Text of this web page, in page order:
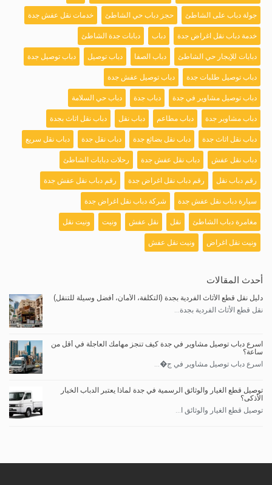
جولة دباب على الشاطئ حجز دباب حي الشاطئ خدمات نقل عفش جدة
خدمة دباب نقل اغراض جدة دباب دبابات جدة الشاطئ
دبابات للإيجار حي الشاطئ دباب الصفا دباب توصيل دباب توصيل جدة
دباب توصيل طلبات جدة دباب توصيل عفش جدة
دباب توصيل مشاوير في جدة دباب جدة دباب حي السلامة
دباب مشاوير جدة دباب مطاعم دباب نقل دباب نقل اثاث بجدة
دباب نقل اثاث جدة دباب نقل بضائع جدة دباب نقل جدة دباب نقل سريع
دباب نقل عفش دباب نقل عفش جدة رحلات دبابات الشاطئ
رقم دباب نقل رقم دباب نقل اغراض جدة رقم دباب نقل عفش جدة
سيارة دباب نقل عفش جدة شركة دباب نقل اغراض جدة
مغامرة دباب الشاطئ نقل نقل عفش ونيت ونيت نقل
ونيت نقل اغراض ونيت نقل عفش
أحدث المقالات
دليل نقل قطع الأثاث الفردية بجدة (التكلفة، الأمان، أفضل وسيلة للتنقل)
نقل قطع الأثاث الفردية بجدة...
اسرع دباب توصيل مشاوير في جدة كيف تنجز مهامك العاجلة في أقل من
ساعة؟
اسرع دباب توصيل مشاوير في ج�...
توصيل قطع الغيار والوثائق الرسمية في جدة لماذا يعتبر الدباب الخيار
الأذكى؟
توصيل قطع الغيار والوثائق ا...